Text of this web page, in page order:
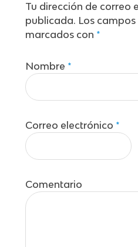
Tu dirección de correo
publicada. Los
marcados con *
Nombre *
Correo electrónico *
Comentario